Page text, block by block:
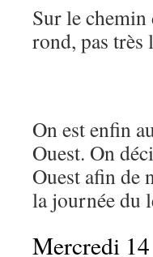
Sur le
rond, pas très
On est enfin
Ouest. On
Ouest afin de
la journée du
Mercredi